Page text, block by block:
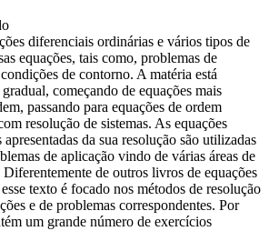
diferenciais ordinárias e vários tipos de
equações, tais como, problemas de
de contorno. A matéria está
começando de equações mais
passando para equações de ordem
resolução de sistemas. As equações
da sua resolução são utilizadas
de aplicação vindo de várias áreas de
de outros livros de equações
texto é focado nos métodos de resolução
e de problemas correspondentes. Por
um grande número de exercícios